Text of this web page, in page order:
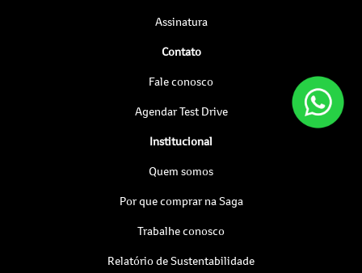
Assinatura
Contato
Fale conosco
Agendar Test Drive
Institucional
Quem somos
Por que comprar na Saga
Trabalhe conosco
Relatório de Sustentabilidade